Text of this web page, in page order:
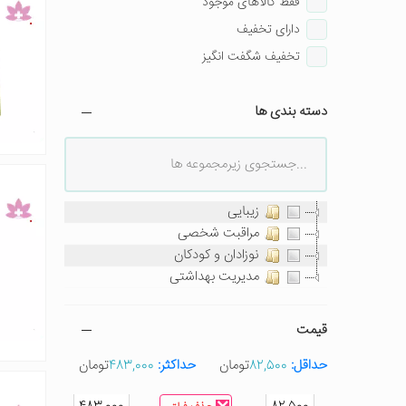
دارای تخفیف
تخفیف شگفت انگیز
دسته بندی ها
زیبایی
مراقبت شخصی
نوزادان و کودکان
مدیریت بهداشتی
قیمت
حداقل: 82,500تومان حداکثر: 483,000تومان